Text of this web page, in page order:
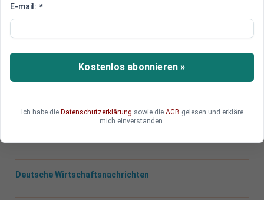
Hohe Geldstrafe wegen Betrugs:
Der ehemalige US-Präsident Donald Trump muss
Hunderte Millionen Dollar wegen Betrugs zahlen.
Dieses Urteil geht an den Kern von Trumps
auch seine Bargeldvorräte in Gefahr. Nicht nur
deswegen will Trump in Berufung gehen.
Deutsche Wirtschaftsnachrichten
E-mail: *
Kostenlos abonnieren »
Ich habe die Datenschutzerklärung sowie die AGB gelesen und erkläre
mich einverstanden.